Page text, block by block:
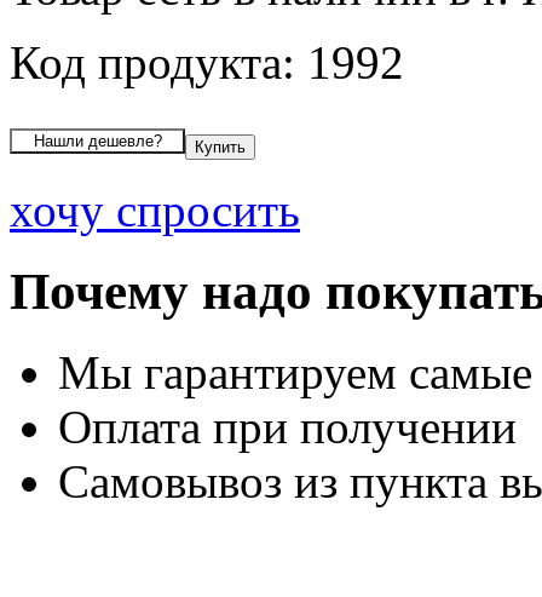
Код продукта: 1992
хочу спросить
Почему надо
Мы гарантируем
Оплата при получении
Самовывоз из пункта